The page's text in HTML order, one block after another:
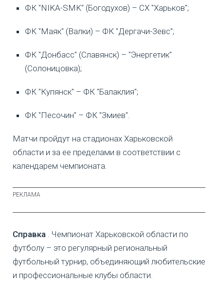
ФК "NIKA-SMK" (Богодухов) – СХ "Харьков";
ФК "Маяк" (Валки) – ФК "Дергачи-Зевс";
ФК "Донбасс" (Славянск) – "Энергетик"
(Солоницовка);
ФК "Купянск" – ФК "Балаклия";
ФК "Песочин" – ФК "Змиев".
Матчи пройдут на стадионах Харьковской
области и за ее пределами в соответствии с
календарем чемпионата.
Справка . Чемпионат Харьковской области по
футболу – это регулярный региональный
футбольный турнир, объединяющий любительские
и профессиональные клубы области.